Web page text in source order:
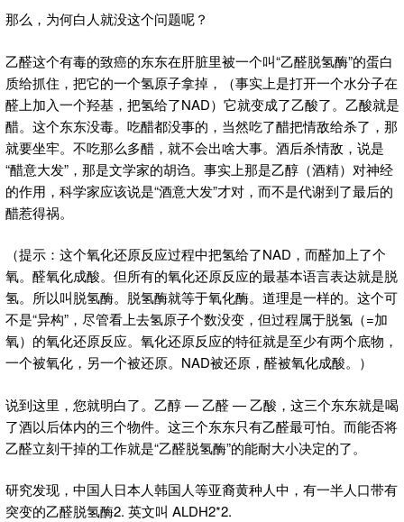
那么，为何白人就没这个问题呢？
乙醛这个有毒的致癌的东东在肝脏里被一个叫“乙醛脱氢酶”的蛋白
质给抓住，把它的一个氢原子拿掉，（事实上是打开一个水分子在
醛上加入一个羟基，把氢给了NAD）它就变成了乙酸了。乙酸就是
醋。这个东东没毒。吃醋都没事的，当然吃了醋把情敌给杀了，那
就要坐牢。不吃那么多醋，就不会出啥大事。酒后杀情敌，说是
“醋意大发”，那是文学家的胡诌。事实上那是乙醇（酒精）对神经
的作用，科学家应该说是“酒意大发”才对，而不是代谢到了最后的
醋惹得祸。
（提示：这个氧化还原反应过程中把氢给了NAD，而醛加上了个
氧。醛氧化成酸。但所有的氧化还原反应的最基本语言表达就是脱
氢。所以叫脱氢酶。脱氢酶就等于氧化酶。道理是一样的。这个可
不是“异构”，尽管看上去氢原子个数没变，但过程属于脱氢（=加
氧）的氧化还原反应。氧化还原反应的特征就是至少有两个底物，
一个被氧化，另一个被还原。NAD被还原，醛被氧化成酸。）
说到这里，您就明白了。乙醇 — 乙醛 — 乙酸，这三个东东就是喝
了酒以后体内的三个物件。这三个东东只有乙醛最可怕。而能否将
乙醛立刻干掉的工作就是“乙醛脱氢酶”的能耐大小决定的了。
研究发现，中国人日本人韩国人等亚裔黄种人中，有一半人口带有
突变的乙醛脱氢酶2. 英文叫 ALDH2*2.